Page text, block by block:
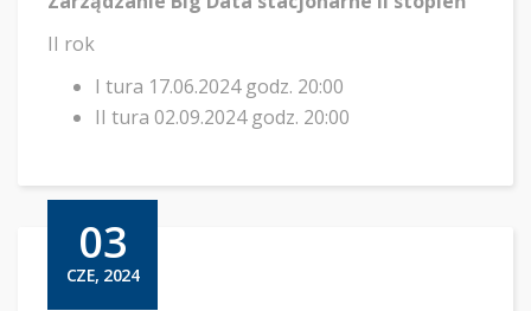
II rok
I tura 17.06.2024 godz. 20:00
II tura 02.09.2024 godz. 20:00
03
CZE, 2024